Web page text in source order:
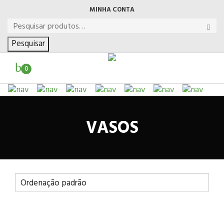
MINHA CONTA
Pesquisar
0
VASOS